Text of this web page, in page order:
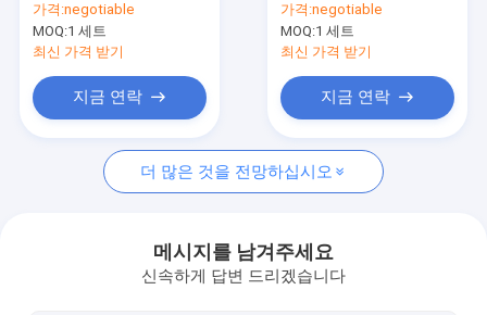
연락처
견적 요청
역삼투 물 처리 시설
EDI 초순수 시스템
스 장비
가격:negotiable
MOQ:1 세트
최신 가격 받기
지금 연락
물 정화 시스템
가격:negotiable
MOQ:1 세트
최신 가격 받기
지금 연락
더 많은 것을 전망하십시오
메시지를 남겨주세요
신속하게 답변 드리겠습니다